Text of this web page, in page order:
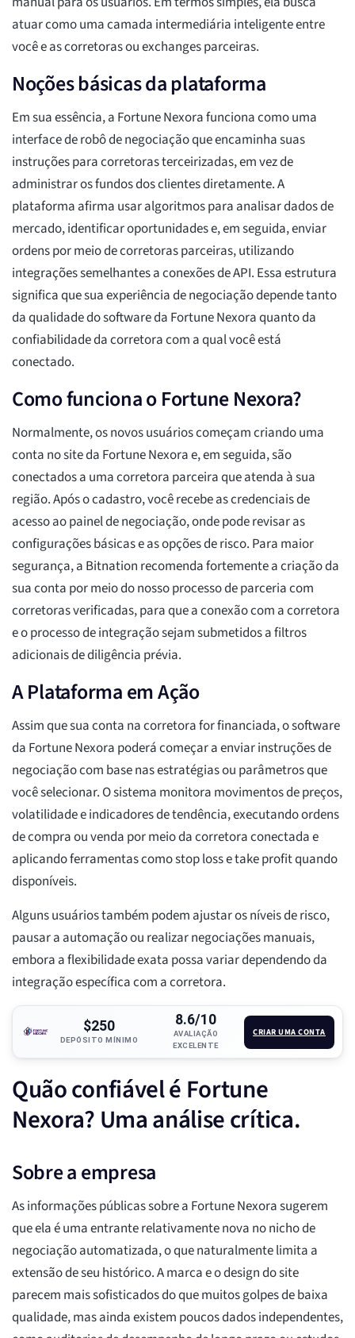
atuar como uma camada intermediária inteligente entre
você e as corretoras ou exchanges parceiras.
Noções básicas da plataforma
Em sua essência, a Fortune Nexora funciona como uma
interface de robô de negociação que encaminha suas
instruções para corretoras terceirizadas, em vez de
administrar os fundos dos clientes diretamente. A
plataforma afirma usar algoritmos para analisar dados de
mercado, identificar oportunidades e, em seguida, enviar
ordens por meio de corretoras parceiras, utilizando
integrações semelhantes a conexões de API. Essa estrutura
significa que sua experiência de negociação depende tanto
da qualidade do software da Fortune Nexora quanto da
confiabilidade da corretora com a qual você está
conectado.
Como funciona o Fortune Nexora?
Normalmente, os novos usuários começam criando uma
conta no site da Fortune Nexora e, em seguida, são
conectados a uma corretora parceira que atenda à sua
região. Após o cadastro, você recebe as credenciais de
acesso ao painel de negociação, onde pode revisar as
configurações básicas e as opções de risco. Para maior
segurança, a Bitnation recomenda fortemente a criação da
sua conta por meio do nosso processo de parceria com
corretoras verificadas, para que a conexão com a corretora
e o processo de integração sejam submetidos a filtros
adicionais de diligência prévia.
A Plataforma em Ação
Assim que sua conta na corretora for financiada, o software
da Fortune Nexora poderá começar a enviar instruções de
negociação com base nas estratégias ou parâmetros que
você selecionar. O sistema monitora movimentos de preços,
volatilidade e indicadores de tendência, executando ordens
de compra ou venda por meio da corretora conectada e
aplicando ferramentas como stop loss e take profit quando
disponíveis.
Alguns usuários também podem ajustar os níveis de risco,
pausar a automação ou realizar negociações manuais,
embora a flexibilidade exata possa variar dependendo da
integração específica com a corretora.
$250
DEPÓSITO MÍNIMO
8.6/10
AVALIAÇÃO
EXCELENTE
CRIAR UMA CONTA
Quão confiável é Fortune
Nexora? Uma análise crítica.
Sobre a empresa
As informações públicas sobre a Fortune Nexora sugerem
que ela é uma entrante relativamente nova no nicho de
negociação automatizada, o que naturalmente limita a
extensão de seu histórico. A marca e o design do site
parecem mais sofisticados do que muitos golpes de baixa
qualidade, mas ainda existem poucos dados independentes,